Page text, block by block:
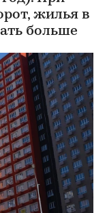
жилья в
больше